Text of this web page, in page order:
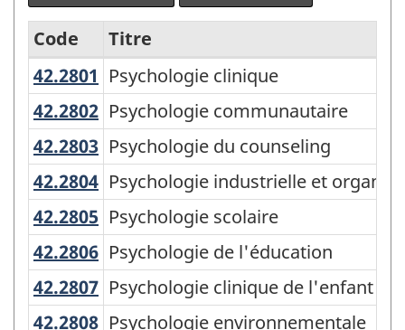
Variante
de
la
CPE
2011
-
Regroupements
STGM
-
Code
Titre
42.2801 Psychologie clinique
Psychologie clinique
42.2802 Psychologie communautaire
Psychologie communautaire
42.2803 Psychologie du counseling
Psychologie du counseling
42.2804 Psychologie industrielle et
Psychologie industrielle et
42.2805 Psychologie scolaire
Psychologie scolaire
42.2806 Psychologie de l'éducation
Psychologie de l'éducation
42.2807 Psychologie clinique de l'enfant
Psychologie clinique de l'enfant
42.2808 Psychologie environnementale
Psychologie environnementale